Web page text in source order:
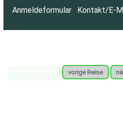
Anmeldeformular Kontakt/E-
vorige Reise